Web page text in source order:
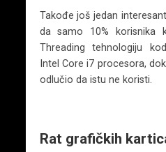
Takođe još jedan
da samo 10% korisnika
Threading tehnologiju
Intel Core i7 procesora,
odlučio da istu ne koristi.
Rat grafičkih